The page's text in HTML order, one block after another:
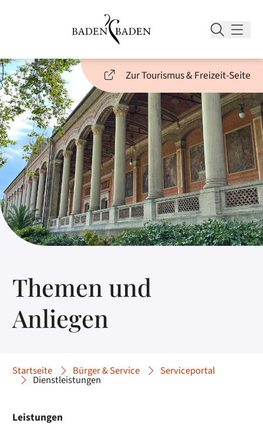
Zur Tourismus & Freizeit-Seite
Themen und
Anliegen
Startseite Bürger & Service Serviceportal
Dienstleistungen
Leistungen